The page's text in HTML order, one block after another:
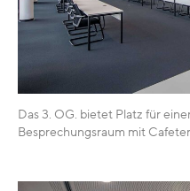
Das 3. OG. bietet Platz für
Besprechungsraum mit